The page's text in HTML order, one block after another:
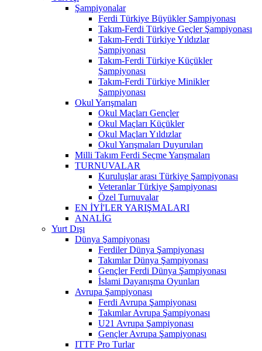
Şampiyonalar
Ferdi Türkiye Büyükler Şampiyonası
Takım-Ferdi Türkiye Geçler Şampiyonası
Takım-Ferdi Türkiye Yıldızlar
Şampiyonası
Takım-Ferdi Türkiye Küçükler
Şampiyonası
Takım-Ferdi Türkiye Minikler
Şampiyonası
Okul Yarışmaları
Okul Maçları Gençler
Okul Maçları Küçükler
Okul Maçları Yıldızlar
Okul Yarışmaları Duyuruları
Milli Takım Ferdi Seçme Yarışmaları
TURNUVALAR
Kuruluşlar arası Türkiye Şampiyonası
Veteranlar Türkiye Şampiyonası
Özel Turnuvalar
EN İYİ'LER YARIŞMALARI
ANALİG
Yurt Dışı
Dünya Şampiyonası
Ferdiler Dünya Şampiyonası
Takımlar Dünya Şampiyonası
Gençler Ferdi Dünya Şampiyonası
İslami Dayanışma Oyunları
Avrupa Şampiyonası
Ferdi Avrupa Şampiyonası
Takımlar Avrupa Şampiyonası
U21 Avrupa Şampiyonası
Gençler Avrupa Şampiyonası
ITTF Pro Turlar